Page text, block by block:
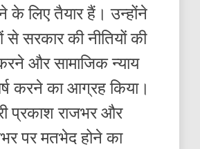
के लिए तैयार हैं। उन्होंने
से सरकार की नीतियों की
और सामाजिक न्याय
करने का आग्रह किया।
प्रकाश राजभर और
पर मतभेद होने का